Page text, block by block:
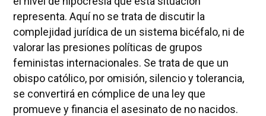
representa. Aquí no se trata de discutir la
complejidad jurídica de un sistema bicéfalo, ni de
valorar las presiones políticas de grupos
feministas internacionales. Se trata de que un
obispo católico, por omisión, silencio y tolerancia,
se convertirá en cómplice de una ley que
promueve y financia el asesinato de no nacidos.